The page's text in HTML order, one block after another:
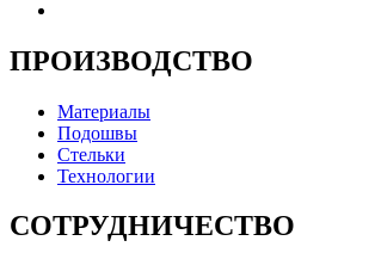
ПРОИЗВОДСТВО
Материалы
Подошвы
Стельки
Технологии
СОТРУДНИЧЕСТВО